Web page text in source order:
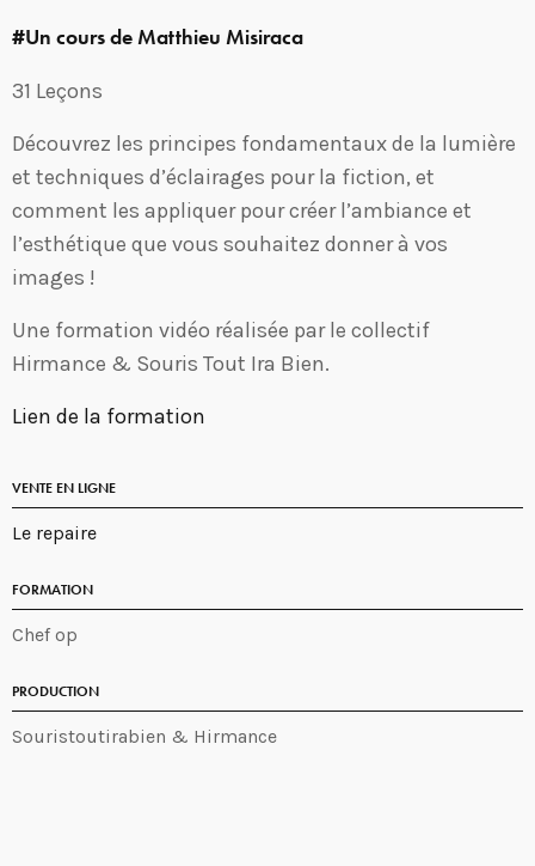
#Un cours de Matthieu Misiraca
31 Leçons
Découvrez les principes fondamentaux de la lumière
et techniques d’éclairages pour la fiction, et
comment les appliquer pour créer l’ambiance et
l’esthétique que vous souhaitez donner à vos
images !
Une formation vidéo réalisée par le collectif
Hirmance & Souris Tout Ira Bien.
Lien de la formation
VENTE EN LIGNE
Le repaire
FORMATION
Chef op
PRODUCTION
Souristoutirabien & Hirmance